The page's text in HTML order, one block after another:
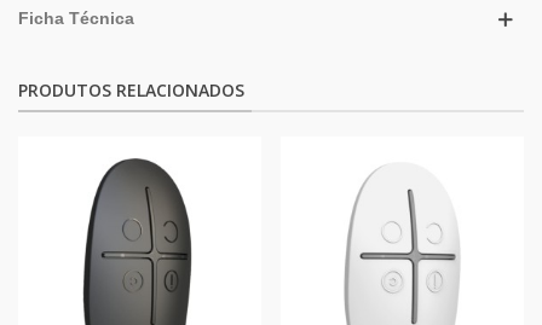
Ficha Técnica
PRODUTOS RELACIONADOS